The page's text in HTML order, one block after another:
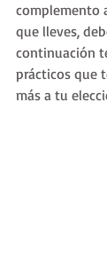
complemento
que lleves,
continuación
prácticos que
más a tu